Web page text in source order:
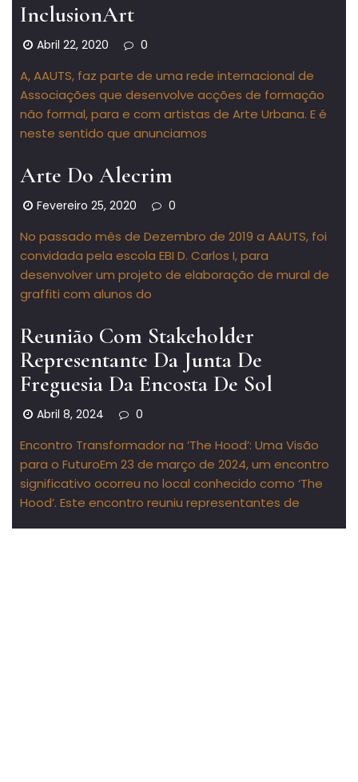
InclusionArt
Abril 22, 2020 0
A, AAUTS, faz parte de uma rede internacional de
Associações que desenvolve acções de formação
não formal, para e com artistas de Arte Urbana. E é
neste sentido que anunciamos
Arte Do Alecrim
Fevereiro 25, 2020 0
No passado mês de Dezembro de 2019 a AAUTS, foi
convidada pela escola EBI D. Carlos I, para
desenvolver um projeto de elaboração de mural de
graffiti com alunos do
Reunião Com Stakeholder
Representante Da Junta De
Freguesia Da Encosta De Sol
Abril 8, 2024 0
Encontro Transformador na ‘The Hood’: Uma Visão
para o FuturoEm 23 de março de 2024, um encontro
significativo ocorreu no local conhecido como ‘The
Hood’. Este encontro reuniu representantes de